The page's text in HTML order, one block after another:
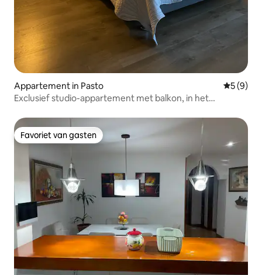
Appartement in Pasto
5 (9)
Exclusief studio-appartement met balkon, in het
Favoriet van gasten
Favoriet van gasten